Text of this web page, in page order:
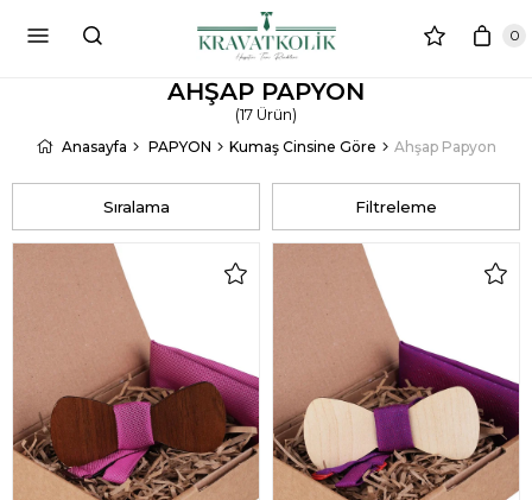
0
AHŞAP PAPYON
(17 Ürün)
Anasayfa
PAPYON Kumaş Cinsine Göre Ahşap Papyon
Filtreleme
Sıralama